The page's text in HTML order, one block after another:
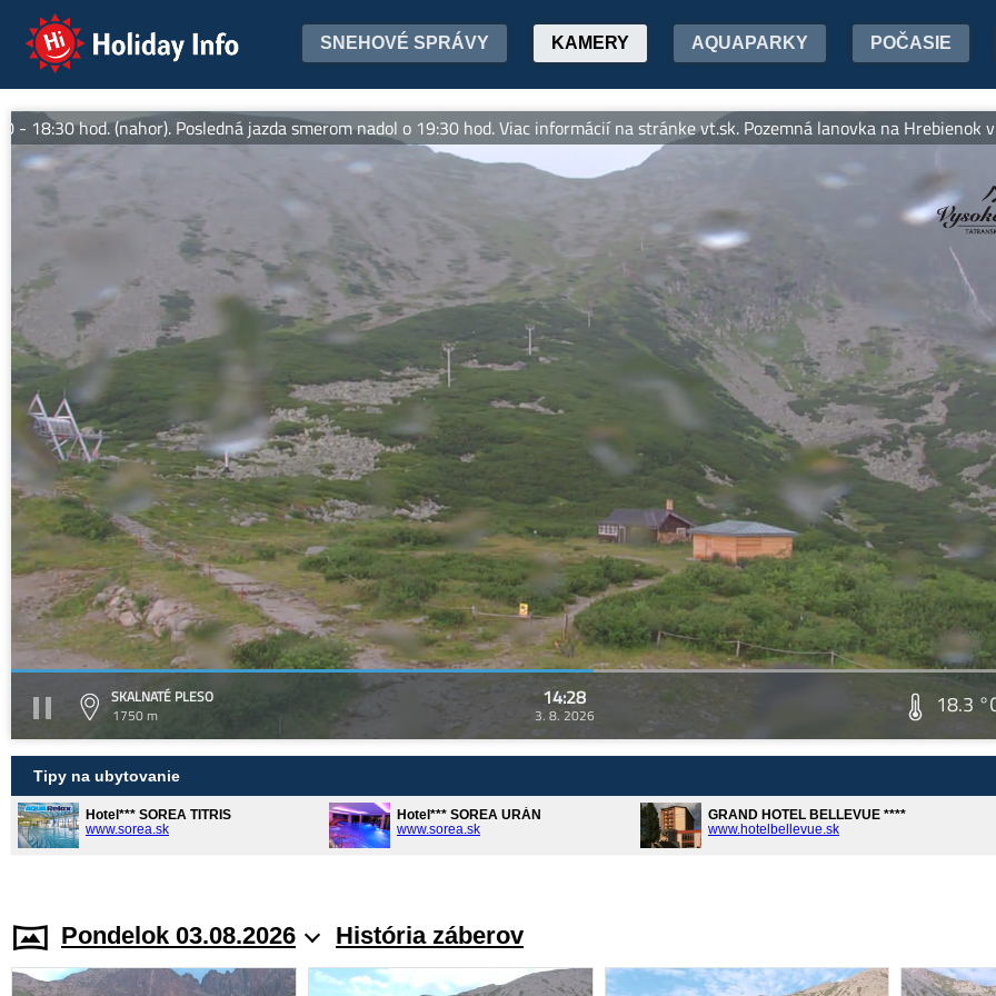
Holiday Info SNEHOVÉ SPRÁVY KAMERY AQUAPARKY POČASIE
hod. (nahor). Posledná jazda smerom nadol o 19:30 hod. Viac informácií na stránke vt.sk. Pozemná lanovka na Hrebienok v
SKALNATÉ PLESO
1750 m
14:28
3. 8. 2026 18.3
Tipy na ubytovanie
Hotel*** SOREA TITRIS
www.sorea.sk
Hotel*** SOREA URÁN
www.sorea.sk
GRAND HOTEL BELLEVUE ****
www.hotelbellevue.sk
Pondelok 03.08.2026 História záberov